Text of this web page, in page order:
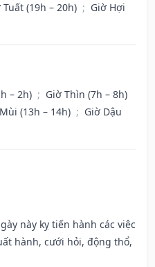
Tuất (19h – 20h) ; Giờ Hợi
– 2h) ; Giờ Thìn (7h – 8h)
(13h – 14h) ; Giờ Dậu
này kỵ tiến hành các việc
hành, cưới hỏi, động thổ,